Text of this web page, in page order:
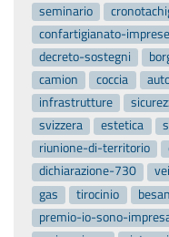
seminario
confartigianato-
decreto-sostegni
camion
coccia
infrastrutture
svizzera
estetica
riunione-di-territorio
dichiarazione-730
gas
tirocinio
premio-io-sono-